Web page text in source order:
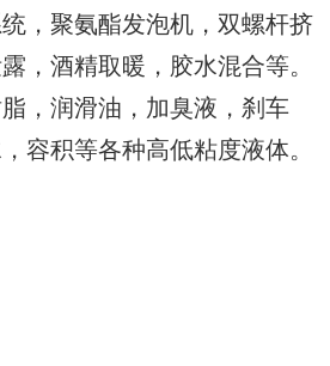
，聚氨酯发泡机，双螺杆挤
，酒精取暖，胶水混合等。
，润滑油，加臭液，刹车
容积等各种高低粘度液体。